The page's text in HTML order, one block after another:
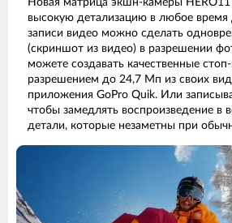
Новая матрица экшн-камеры
высокую детализацию в любое время
записи видео можно сделать
(скриншот из видео) в разрешении
можете создавать качественные
разрешением до 24,7 Мп из своих
приложения GoPro Quik. Или
чтобы замедлять воспроизведение в
детали, которые незаметны при